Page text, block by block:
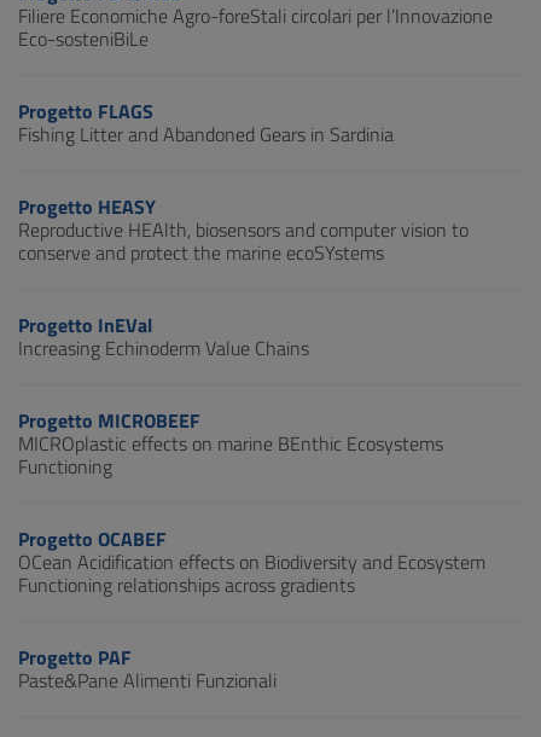
Filiere Economiche Agro-foreStali circolari per l’Innovazione
Eco-sosteniBiLe
Progetto FLAGS
Fishing Litter and Abandoned Gears in Sardinia
Progetto HEASY
Reproductive HEAlth, biosensors and computer vision to
conserve and protect the marine ecoSYstems
Progetto InEVal
Increasing Echinoderm Value Chains
Progetto MICROBEEF
MICROplastic effects on marine BEnthic Ecosystems
Functioning
Progetto OCABEF
OCean Acidification effects on Biodiversity and Ecosystem
Functioning relationships across gradients
Progetto PAF
Paste&Pane Alimenti Funzionali